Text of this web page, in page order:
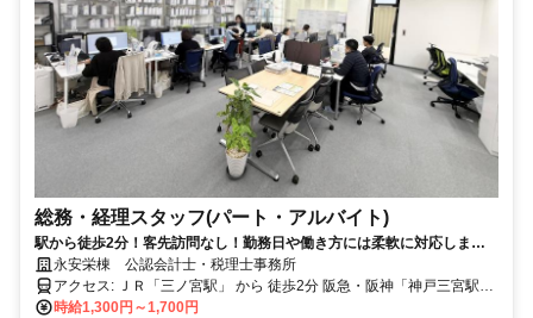
総務・経理スタッフ(パート・アルバイト)
駅から徒歩2分！客先訪問なし！勤務日や働き方には柔軟に対応しま
す。永安栄棟 公認会計士・税理士事務所
アクセス: ＪＲ「三ノ宮駅」 から 徒歩2分 阪急・阪神「神戸三宮駅」
から 徒歩2分
時給1,300円～1,700円